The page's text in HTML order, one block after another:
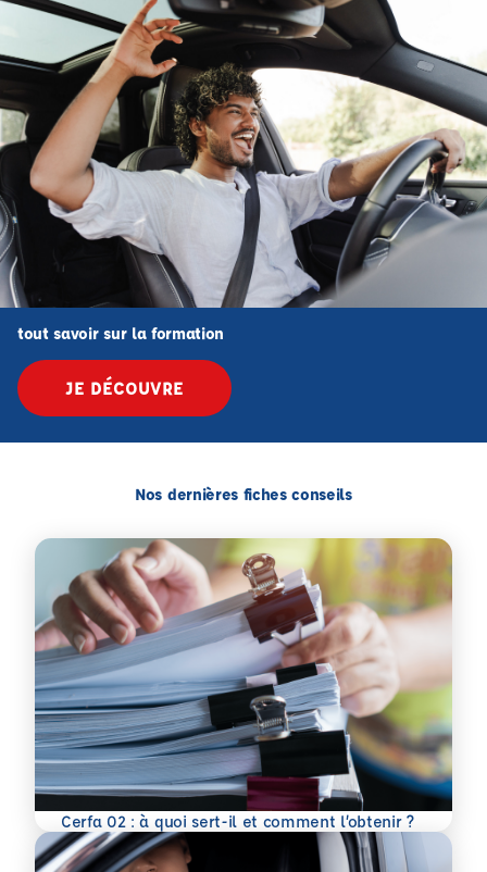
tout savoir sur la formation
JE DÉCOUVRE
Nos dernières fiches conseils
Cerfa 02 : à quoi sert-il et comment l’obtenir ?
En savoir plus